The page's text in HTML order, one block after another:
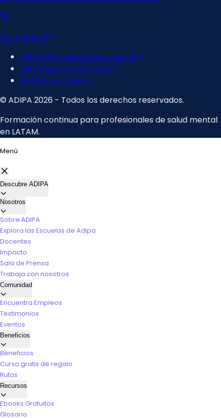
Menú
Descubre ADIPA
Nosotros
Sobre ADIPA
Explora las Escuelas de Adipa
Docentes
Impacto
Sala de Prensa
Trabaja con nosotros
Comunidad
Encuentra Empleos
Testimonios
Eventos
Beneficios
Beneficios
Curso gratis de regalo
Rutas
Recursos
Ebooks Gratuitos
Glosario